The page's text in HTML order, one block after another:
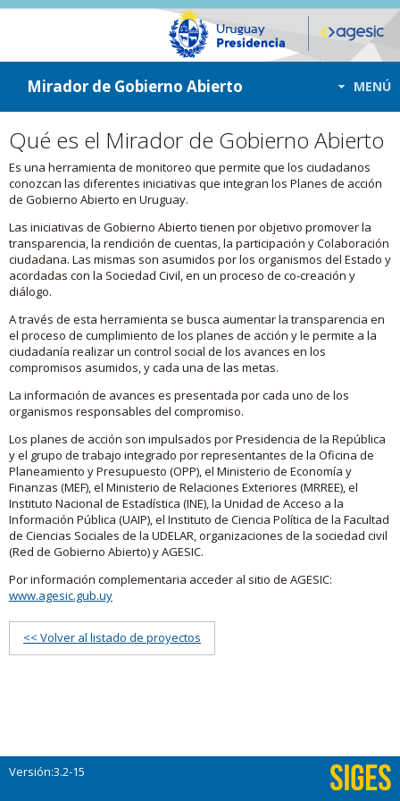
ir a contenido
ir al menú
Mirador de Gobierno Abierto MENÚ
Qué es el Mirador de Gobierno Abierto
Es una herramienta de monitoreo que permite que los ciudadanos
conozcan las diferentes iniciativas que integran los Planes de acción
de Gobierno Abierto en Uruguay.
Las iniciativas de Gobierno Abierto tienen por objetivo promover la
transparencia, la rendición de cuentas, la participación y Colaboración
ciudadana. Las mismas son asumidos por los organismos del Estado y
acordadas con la Sociedad Civil, en un proceso de co-creación y
diálogo.
A través de esta herramienta se busca aumentar la transparencia en
el proceso de cumplimiento de los planes de acción y le permite a la
ciudadanía realizar un control social de los avances en los
compromisos asumidos, y cada una de las metas.
La información de avances es presentada por cada uno de los
organismos responsables del compromiso.
Los planes de acción son impulsados por Presidencia de la República
y el grupo de trabajo integrado por representantes de la Oficina de
Planeamiento y Presupuesto (OPP), el Ministerio de Economía y
Finanzas (MEF), el Ministerio de Relaciones Exteriores (MRREE), el
Instituto Nacional de Estadística (INE), la Unidad de Acceso a la
Información Pública (UAIP), el Instituto de Ciencia Política de la Facultad
de Ciencias Sociales de la UDELAR, organizaciones de la sociedad civil
(Red de Gobierno Abierto) y AGESIC.
Por información complementaria acceder al sitio de AGESIC:
www.agesic.gub.uy
<< Volver al listado de proyectos
Versión:3.2-15